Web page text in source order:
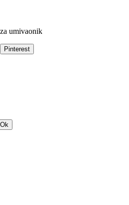
umivaonik
Pinterest
Ok